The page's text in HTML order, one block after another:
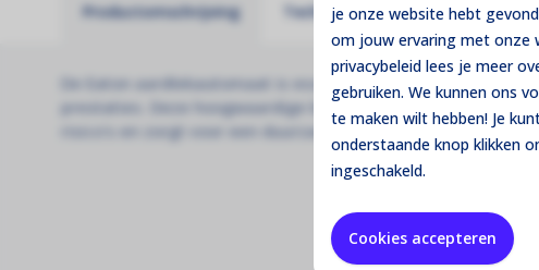
je onze website hebt
om jouw ervaring met onze
privacybeleid lees je meer
gebruiken. We kunnen ons
te maken wilt hebben! Je
onderstaande knop klikken
ingeschakeld.
Cookies accepteren
Productomschrijving Technische specificaties
De Eaton aardlekautomaat is essentieel voor PV-systemen,
prestaties. Deze hoogwaardige beveiliging detecteert en
risico's en zorgt voor een duurzame en efficiënte werking